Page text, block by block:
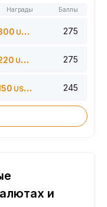
Награды Баллы
USDT 275
USDT 275
USDT 245
и